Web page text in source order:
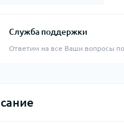
Служба поддержки
Ответим на все Ваши вопросы